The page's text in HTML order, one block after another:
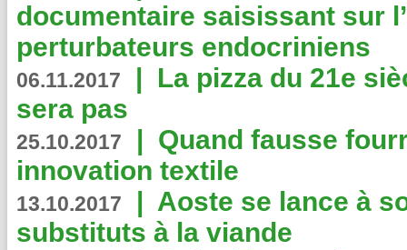
documentaire saisissant sur
perturbateurs endocriniens
06.11.2017 | La pizza du 21e
sera pas
25.10.2017 | Quand fausse
innovation textile
13.10.2017 | Aoste se lance à
substituts à la viande